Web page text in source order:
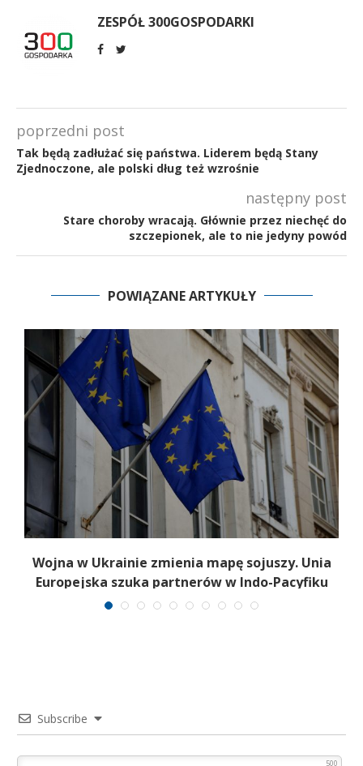
ZESPÓŁ 300GOSPODARKI
poprzedni post
Tak będą zadłużać się państwa. Liderem będą Stany
Zjednoczone, ale polski dług też wzrośnie
następny post
Stare choroby wracają. Głównie przez niechęć do
szczepionek, ale to nie jedyny powód
POWIĄZANE ARTYKUŁY
Wojna w Ukrainie zmienia mapę sojuszy. Unia
Europejska szuka partnerów w Indo-Pacyfiku
Subscribe
500